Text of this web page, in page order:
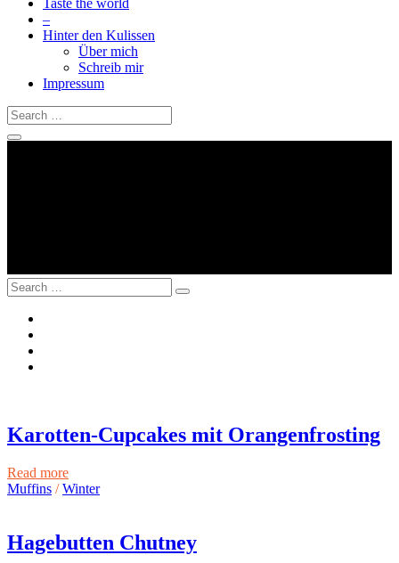
Taste the world
–
Hinter den Kulissen
Über mich
Schreib mir
Impressum
Karotten-Cupcakes mit Orangenfrosting
Read more
Muffins /Winter
Hagebutten Chutney